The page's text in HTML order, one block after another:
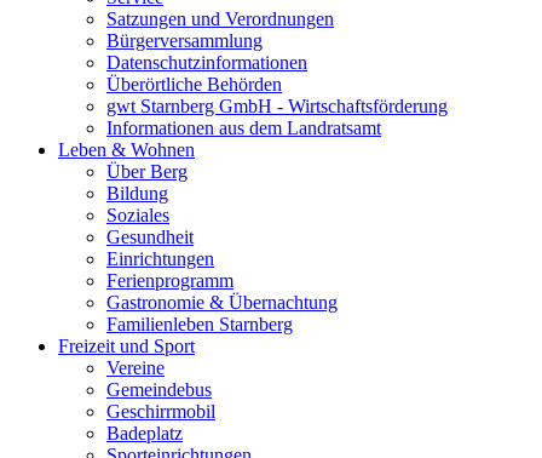
Satzungen und Verordnungen
Bürgerversammlung
Datenschutzinformationen
Überörtliche Behörden
gwt Starnberg GmbH - Wirtschaftsförderung
Informationen aus dem Landratsamt
Leben & Wohnen
Über Berg
Bildung
Soziales
Gesundheit
Einrichtungen
Ferienprogramm
Gastronomie & Übernachtung
Familienleben Starnberg
Freizeit und Sport
Vereine
Gemeindebus
Geschirrmobil
Badeplatz